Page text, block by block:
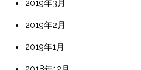
2019年3月
2019年2月
2019年1月